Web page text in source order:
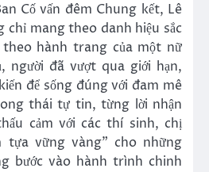
Cố vấn đêm Chung kết, Lê
chỉ mang theo danh hiệu sắc
hành trang của một nữ
người đã vượt qua giới hạn,
để sống đúng với đam mê
thái tự tin, từng lời nhận
cảm với các thí sinh, chị
tựa vững vàng” cho những
bước vào hành trình chinh